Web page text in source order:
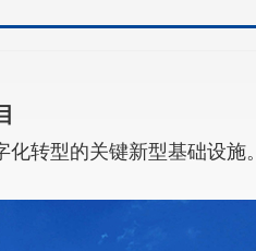
转型的关键新型基础设施。